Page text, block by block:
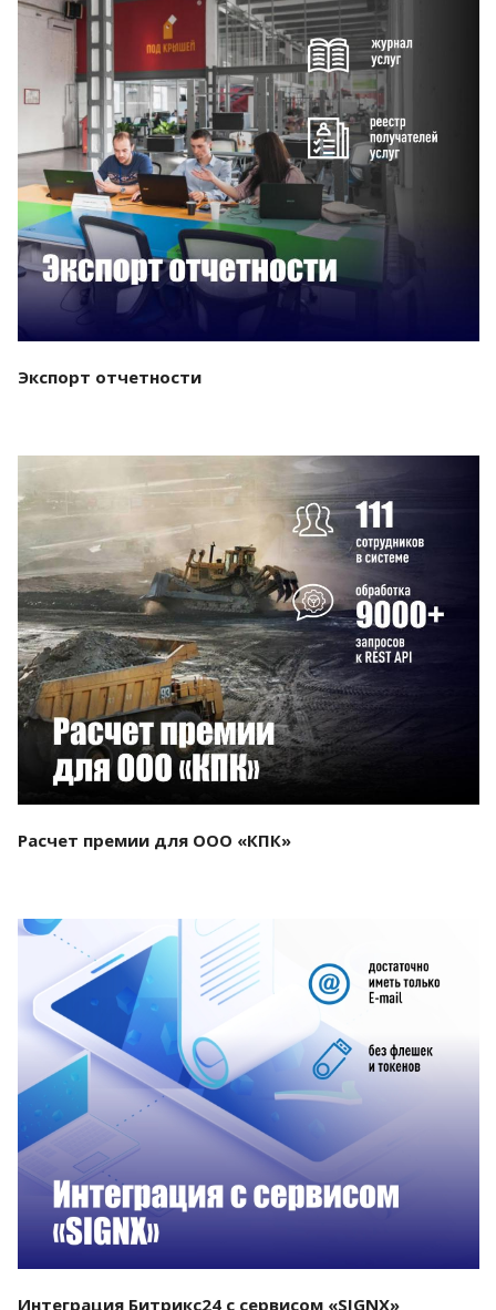
Смотреть проект
Экспорт отчетности
Смотреть проект
Расчет премии для ООО «КПК»
Смотреть проект
Интеграция Битрикс24 с сервисом «SIGNX»